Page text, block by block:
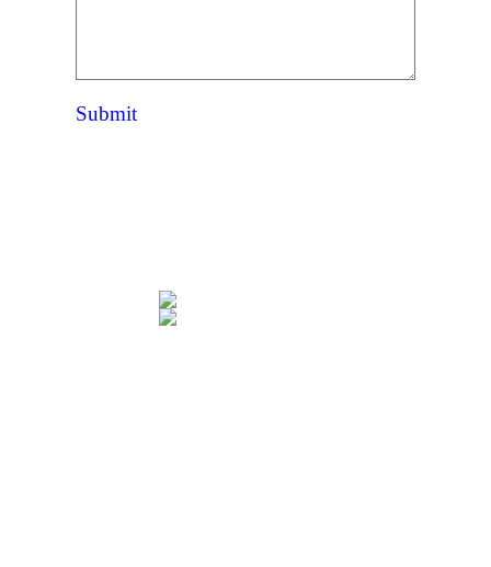
Submit